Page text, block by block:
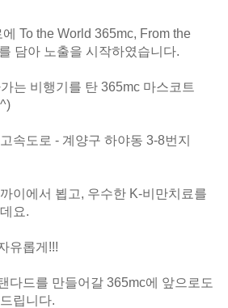
To the World 365mc, From the
담아 노출을 시작하였습니다.
는 비행기를 탄 365mc 마스코트
속도로 - 계양구 하야동 3-8번지
이에서 뵙고, 우수한 K-비만치료를
요.
유롭게!!!
다드를 만들어갈 365mc에 앞으로도
립니다.